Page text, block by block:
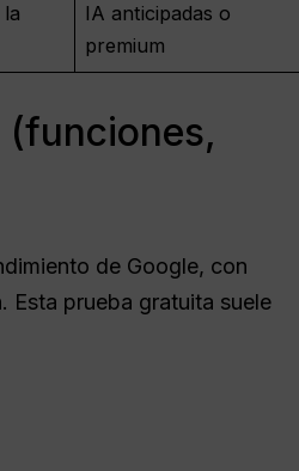
IA anticipadas o
premium
(funciones,
de Google, con
Esta prueba gratuita suele